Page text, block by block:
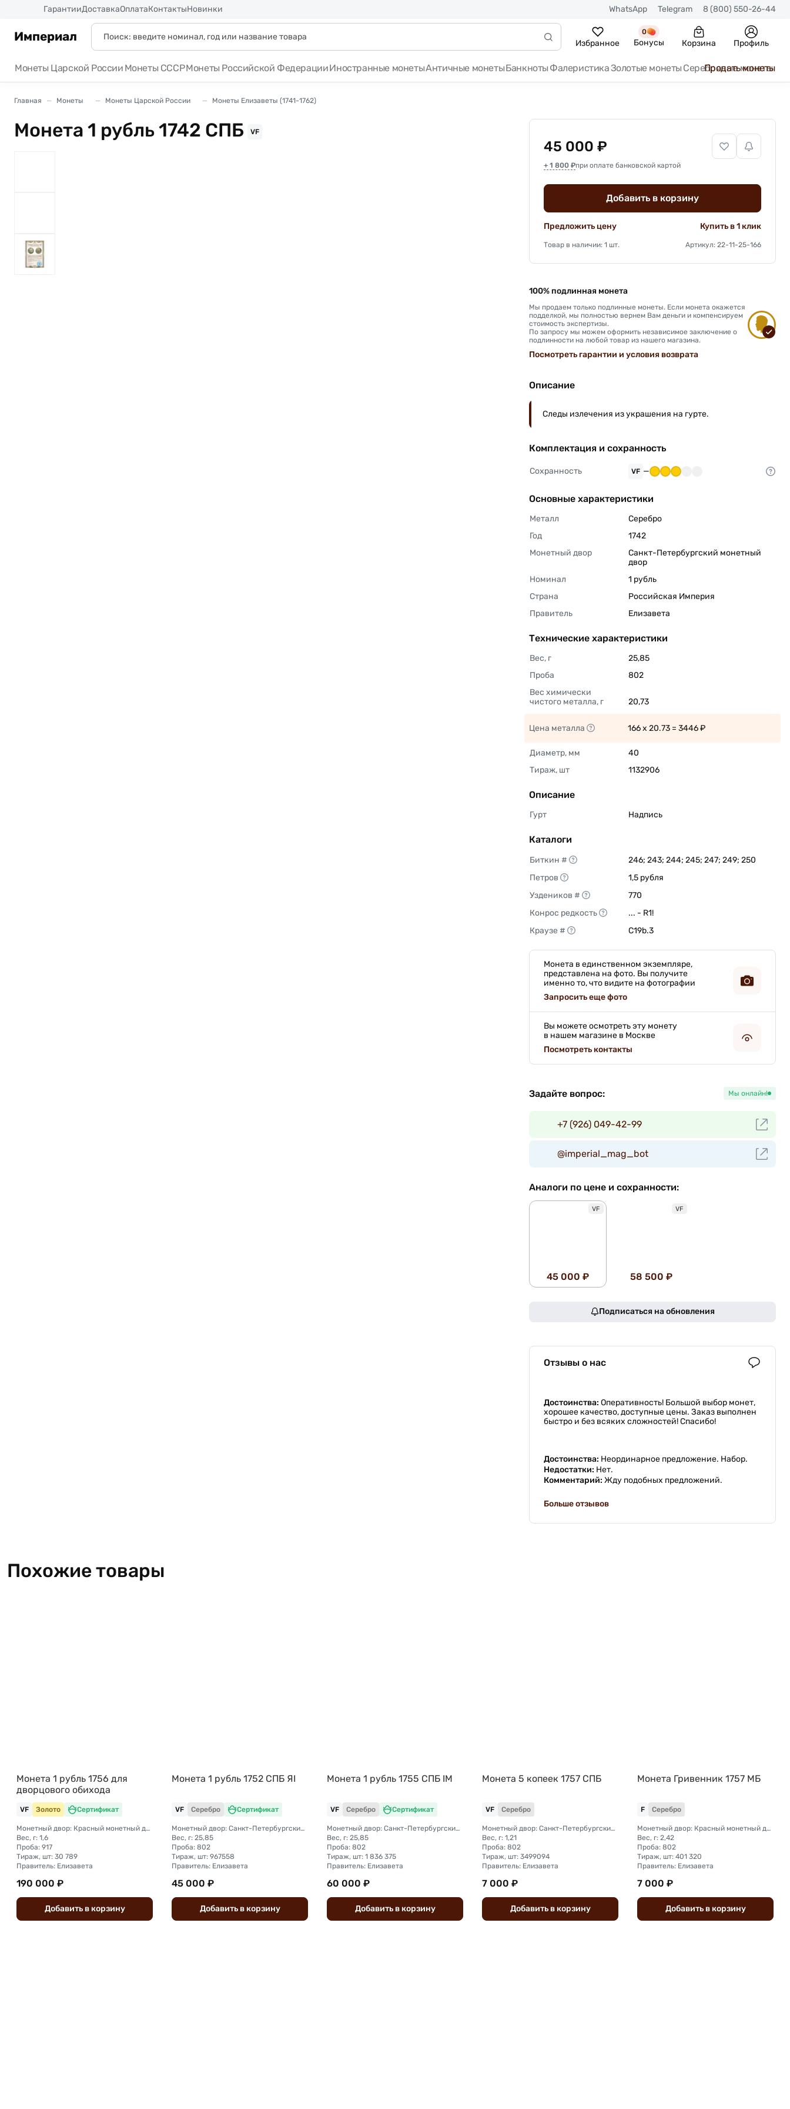
ГарантииДоставкаОплатаКонтактыНовинки WhatsApp Telegram 8 (800) 550-26-44
Империал Избранное
0
Бонусы Корзина Профиль
Монеты Царской России Монеты СССРМонеты Российской ФедерацииИностранные монетыАнтичные монетыБанкноты ФалеристикаЗолотые монеты Серебряные монеты
Продать монеты
Главная Монеты Монеты Царской России Монеты Елизаветы (1741-1762)
Монета 1 рубль 1742 СПБ VF
45 000 ₽
+ 1 800 ₽при оплате банковской картой
Добавить в корзину
Предложить цену Купить в 1 клик
Товар в наличии: 1 шт. Артикул: 22-11-25-166
100% подлинная монета
Мы продаем только подлинные монеты. Если монета окажется
подделкой, мы полностью вернем Вам деньги и компенсируем
стоимость экспертизы.
По запросу мы можем оформить независимое заключение о
подлинности на любой товар из нашего магазина.
Посмотреть гарантии и условия возврата
Описание
Следы излечения из украшения на гурте.
Комплектация и сохранность
Сохранность VF —
Основные характеристики
Металл
Серебро
Год
1742
Монетный двор
Санкт-Петербургский монетный
двор
Номинал
1 рубль
Страна
Российская Империя
Правитель
Елизавета
Технические характеристики
Вес, г
25,85
Проба
802
Вес химически
чистого металла, г
20,73
Цена металла 166 x 20.73 = 3446 ₽
Диаметр, мм
40
Тираж, шт
1132906
Описание
Гурт Надпись
Каталоги
Биткин #
246; 243; 244; 245; 247; 249; 250
Петров
1,5 рубля
Уздеников #
770
Конрос редкость
... - R1!
Краузе #
C19b.3
Монета в единственном экземпляре,
представлена на фото. Вы получите
именно то, что видите на фотографии
Запросить еще фото
Вы можете осмотреть эту монету
в нашем магазине в Москве
Посмотреть контакты
Задайте вопрос: Мы онлайн!
+7 (926) 049-42-99
@imperial_mag_bot
Аналоги по цене и сохранности:
VF
45 000 ₽
VF
58 500 ₽
Подписаться на обновления
Отзывы о нас
Достоинства: Оперативность! Большой выбор монет,
хорошее качество, доступные цены. Заказ выполнен
быстро и без всяких сложностей! Спасибо!
Достоинства: Неординарное предложение. Набор.
Недостатки: Нет.
Комментарий: Жду подобных предложений.
Больше отзывов
Похожие товары
Монета 1 рубль 1756 для
дворцового обихода
VF Золото Сертификат
Монетный двор: Красный монетный двор (Москва)
Вес, г: 1,6
Проба: 917
Тираж, шт: 30 789
Правитель: Елизавета
190 000 ₽
Добавить вкорзину
Монета 1 рубль 1752 СПБ ЯI
VF Серебро Сертификат
Монетный двор: Санкт-Петербургский монетный двор
Вес, г: 25,85
Проба: 802
Тираж, шт: 967558
Правитель: Елизавета
45 000 ₽
Добавить вкорзину
Монета 1 рубль 1755 СПБ IM
VF Серебро Сертификат
Монетный двор: Санкт-Петербургский монетный двор
Вес, г: 25,85
Проба: 802
Тираж, шт: 1 836 375
Правитель: Елизавета
60 000 ₽
Добавить вкорзину
Монета 5 копеек 1757 СПБ
VF Серебро
Монетный двор: Санкт-Петербургский монетный двор
Вес, г: 1,21
Проба: 802
Тираж, шт: 3499094
Правитель: Елизавета
7 000 ₽
Добавить вкорзину
Монета Гривенник 1757 МБ
F Серебро
Монетный двор: Красный монетный двор (Москва)
Вес, г: 2,42
Проба: 802
Тираж, шт: 401 320
Правитель: Елизавета
7 000 ₽
Добавить вкорзину